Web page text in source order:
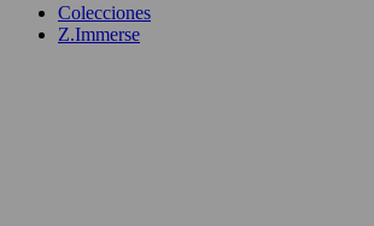
Colecciones
Z.Immerse